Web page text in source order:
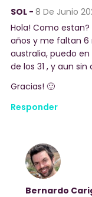
SOL - 8 De Junio
Hola! Como
años y me faltan 6
australia, puedo en
de los 31 , y aun
Gracias! 🙂
Responder
Bernardo